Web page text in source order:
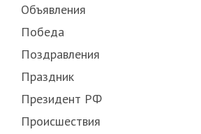
Объявления
Победа
Поздравления
Праздник
Президент РФ
Происшествия